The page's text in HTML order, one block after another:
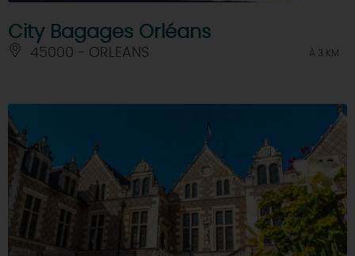
City Bagages Orléans
45000 - ORLEANS À 3 KM